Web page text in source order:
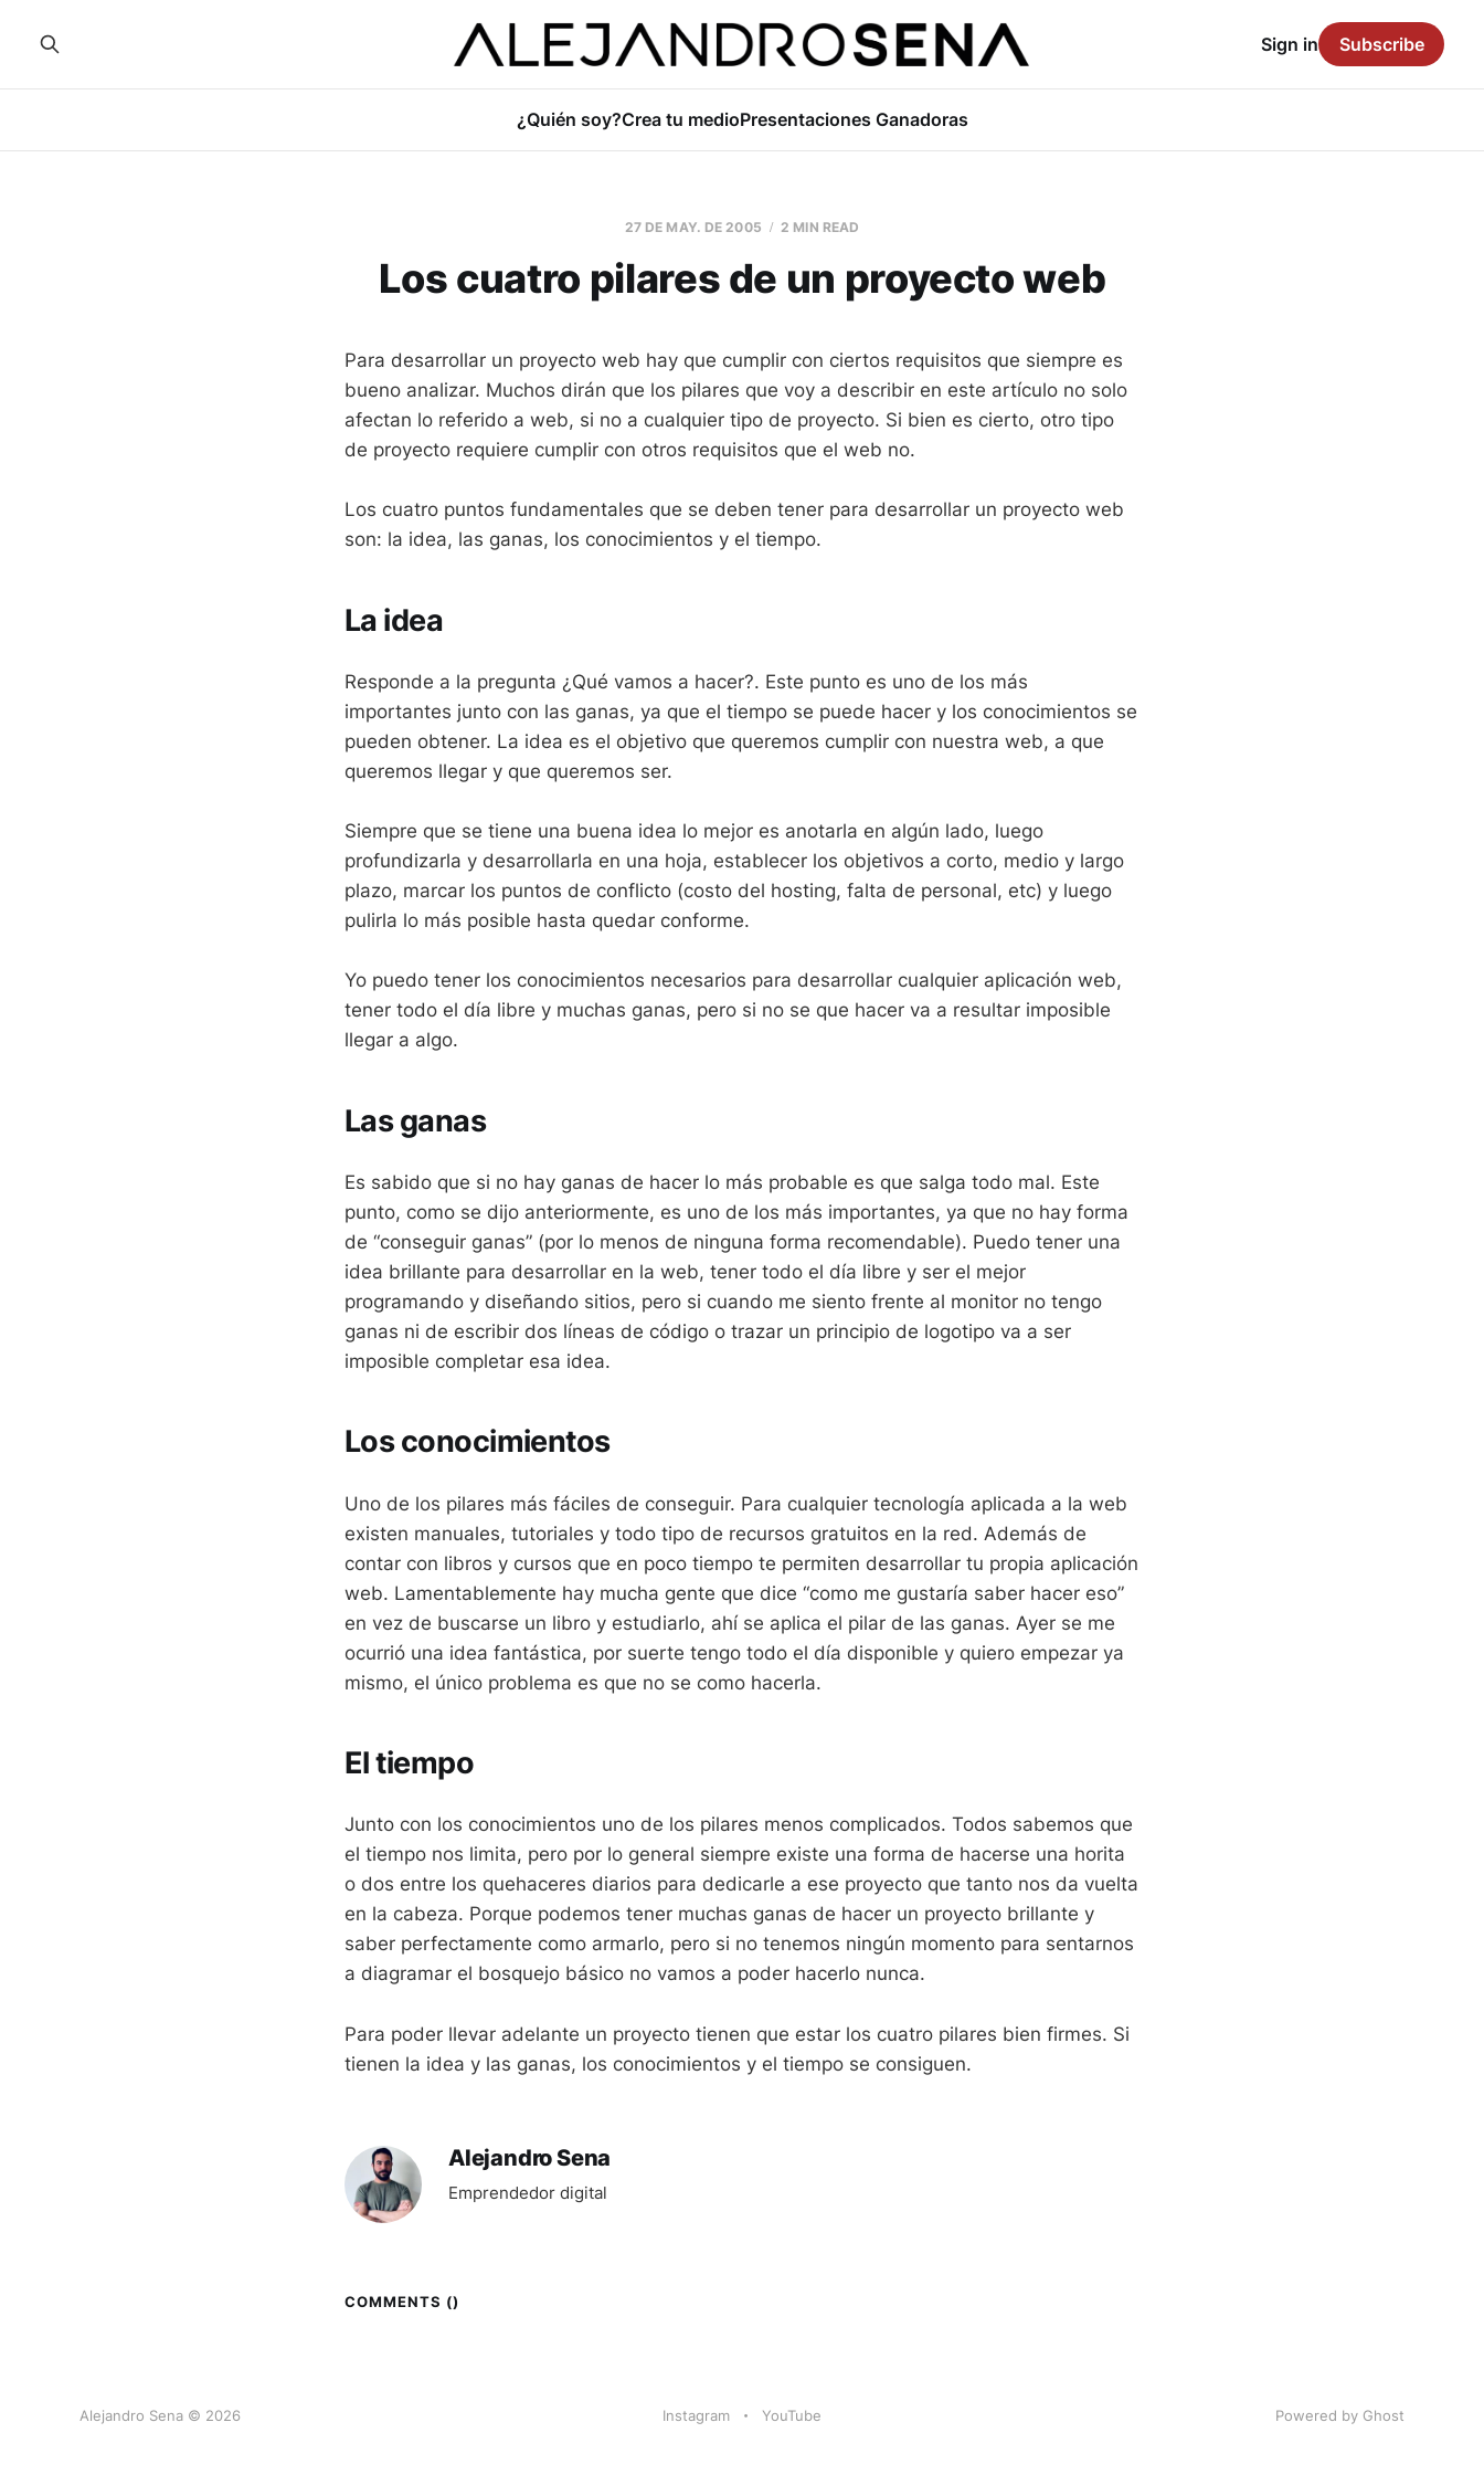
¿Quién soy?Crea tu medioPresentaciones Ganadoras
Sign in Subscribe
27 DE MAY. DE 2005 2 MIN READ
Los cuatro pilares de un proyecto web
Para desarrollar un proyecto web hay que cumplir con ciertos requisitos que siempre es
bueno analizar. Muchos dirán que los pilares que voy a describir en este artículo no solo
afectan lo referido a web, si no a cualquier tipo de proyecto. Si bien es cierto, otro tipo
de proyecto requiere cumplir con otros requisitos que el web no.
Los cuatro puntos fundamentales que se deben tener para desarrollar un proyecto web
son: la idea, las ganas, los conocimientos y el tiempo.
La idea
Responde a la pregunta ¿Qué vamos a hacer?. Este punto es uno de los más
importantes junto con las ganas, ya que el tiempo se puede hacer y los conocimientos se
pueden obtener. La idea es el objetivo que queremos cumplir con nuestra web, a que
queremos llegar y que queremos ser.
Siempre que se tiene una buena idea lo mejor es anotarla en algún lado, luego
profundizarla y desarrollarla en una hoja, establecer los objetivos a corto, medio y largo
plazo, marcar los puntos de conflicto (costo del hosting, falta de personal, etc) y luego
pulirla lo más posible hasta quedar conforme.
Yo puedo tener los conocimientos necesarios para desarrollar cualquier aplicación web,
tener todo el día libre y muchas ganas, pero si no se que hacer va a resultar imposible
llegar a algo.
Las ganas
Es sabido que si no hay ganas de hacer lo más probable es que salga todo mal. Este
punto, como se dijo anteriormente, es uno de los más importantes, ya que no hay forma
de “conseguir ganas” (por lo menos de ninguna forma recomendable). Puedo tener una
idea brillante para desarrollar en la web, tener todo el día libre y ser el mejor
programando y diseñando sitios, pero si cuando me siento frente al monitor no tengo
ganas ni de escribir dos líneas de código o trazar un principio de logotipo va a ser
imposible completar esa idea.
Los conocimientos
Uno de los pilares más fáciles de conseguir. Para cualquier tecnología aplicada a la web
existen manuales, tutoriales y todo tipo de recursos gratuitos en la red. Además de
contar con libros y cursos que en poco tiempo te permiten desarrollar tu propia aplicación
web. Lamentablemente hay mucha gente que dice “como me gustaría saber hacer eso”
en vez de buscarse un libro y estudiarlo, ahí se aplica el pilar de las ganas. Ayer se me
ocurrió una idea fantástica, por suerte tengo todo el día disponible y quiero empezar ya
mismo, el único problema es que no se como hacerla.
El tiempo
Junto con los conocimientos uno de los pilares menos complicados. Todos sabemos que
el tiempo nos limita, pero por lo general siempre existe una forma de hacerse una horita
o dos entre los quehaceres diarios para dedicarle a ese proyecto que tanto nos da vuelta
en la cabeza. Porque podemos tener muchas ganas de hacer un proyecto brillante y
saber perfectamente como armarlo, pero si no tenemos ningún momento para sentarnos
a diagramar el bosquejo básico no vamos a poder hacerlo nunca.
Para poder llevar adelante un proyecto tienen que estar los cuatro pilares bien firmes. Si
tienen la idea y las ganas, los conocimientos y el tiempo se consiguen.
Alejandro Sena
Emprendedor digital
COMMENTS ()
Alejandro Sena © 2026 Instagram YouTube Powered by Ghost